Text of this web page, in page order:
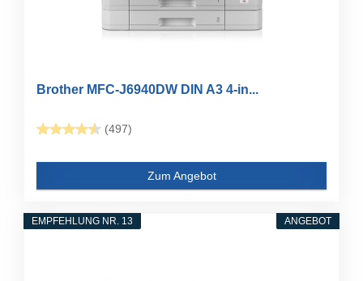
Brother MFC-J6940DW DIN A3 4-in...
(497)
Zum Angebot
ANGEBOT
EMPFEHLUNG NR. 13